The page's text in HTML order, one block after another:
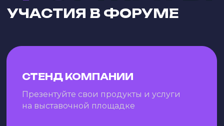
СТЕНД КОМПАНИИ
Презентуйте свои продукты и услуги
на выставочной площадке